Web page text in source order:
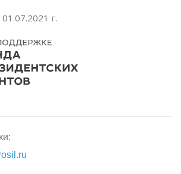
г.